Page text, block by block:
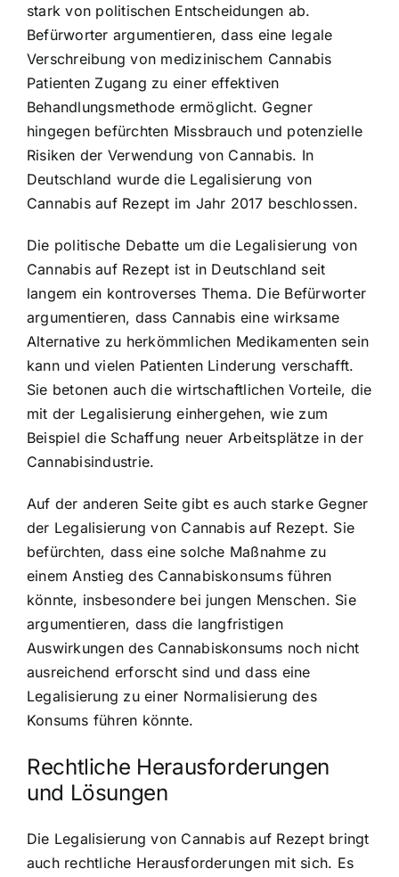
stark von politischen Entscheidungen ab.
Befürworter argumentieren, dass eine legale
Verschreibung von medizinischem Cannabis
Patienten Zugang zu einer effektiven
Behandlungsmethode ermöglicht. Gegner
hingegen befürchten Missbrauch und potenzielle
Risiken der Verwendung von Cannabis. In
Deutschland wurde die Legalisierung von
Cannabis auf Rezept im Jahr 2017 beschlossen.
Die politische Debatte um die Legalisierung von
Cannabis auf Rezept ist in Deutschland seit
langem ein kontroverses Thema. Die Befürworter
argumentieren, dass Cannabis eine wirksame
Alternative zu herkömmlichen Medikamenten sein
kann und vielen Patienten Linderung verschafft.
Sie betonen auch die wirtschaftlichen Vorteile, die
mit der Legalisierung einhergehen, wie zum
Beispiel die Schaffung neuer Arbeitsplätze in der
Cannabisindustrie.
Auf der anderen Seite gibt es auch starke Gegner
der Legalisierung von Cannabis auf Rezept. Sie
befürchten, dass eine solche Maßnahme zu
einem Anstieg des Cannabiskonsums führen
könnte, insbesondere bei jungen Menschen. Sie
argumentieren, dass die langfristigen
Auswirkungen des Cannabiskonsums noch nicht
ausreichend erforscht sind und dass eine
Legalisierung zu einer Normalisierung des
Konsums führen könnte.
Rechtliche Herausforderungen
und Lösungen
Die Legalisierung von Cannabis auf Rezept bringt
auch rechtliche Herausforderungen mit sich. Es